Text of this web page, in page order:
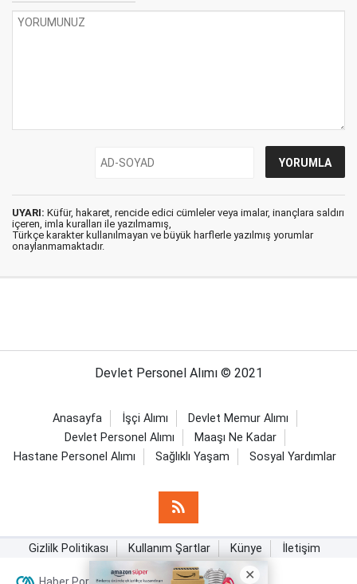
UYARI: Küfür, hakaret, rencide edici cümleler veya imalar, inançlara saldırı
içeren, imla kuralları ile yazılmamış,
Türkçe karakter kullanılmayan ve büyük harflerle yazılmış yorumlar
onaylanmamaktadır.
Devlet Personel Alımı © 2021
Anasayfa İşçi Alımı
Devlet Memur Alımı
Devlet Personel Alımı
Maaşı Ne Kadar
Hastane Personel Alımı
Sağlıklı Yaşam Sosyal Yardımlar
Gizlilk Politikası Kullanım Şartlar Künye İletişim